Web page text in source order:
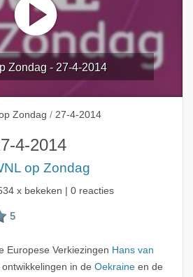
Zondag - 27-4-2014
Zondag / 27-4-2014
4-2014
op Zondag
x bekeken | 0 reacties
Europese Verkiezingen Hans van
in de Oekraineen de